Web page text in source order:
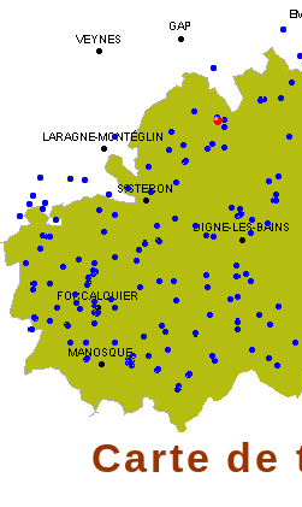
Carte